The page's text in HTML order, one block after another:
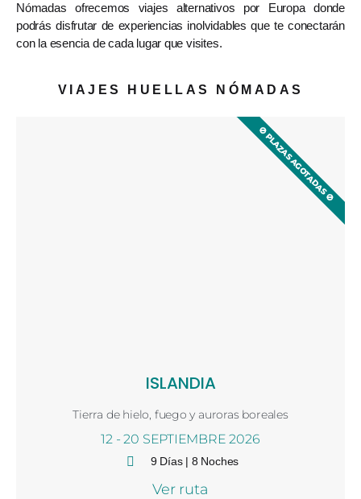
Nómadas ofrecemos viajes alternativos por Europa donde
podrás disfrutar de experiencias inolvidables que te conectarán
con la esencia de cada lugar que visites.
VIAJES HUELLAS NÓMADAS
ISLANDIA
Tierra de hielo, fuego y auroras boreales
🚫 ​​PLAZAS AGOTADAS 🚫 ​​
12 - 20 SEPTIEMBRE 2026
9 Días | 8 Noches
Ver ruta